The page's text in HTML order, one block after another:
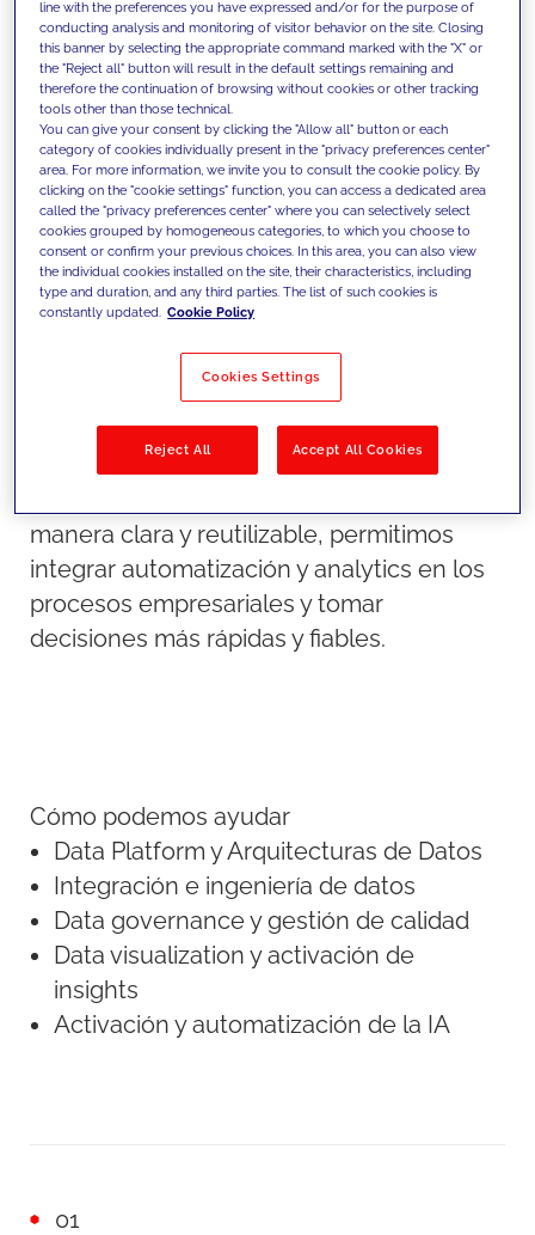
analytics avanzados para hacer
los procesos empresariales más
eficientes.
Nuestro enfoque
Construimos Data Foundations diseñadas
desde el principio para soportar la IA y
hacer que los sistemas trabajen juntos de
manera clara y reutilizable, permitimos
integrar automatización y analytics en los
procesos empresariales y tomar
decisiones más rápidas y fiables.
Cómo podemos ayudar
Data Platform y Arquitecturas de Datos
Integración e ingeniería de datos
Data governance y gestión de calidad
Data visualization y activación de
insights
Activación y automatización de la IA
01
line with the preferences you have expressed and/or for the purpose of
conducting analysis and monitoring of visitor behavior on the site. Closing
this banner by selecting the appropriate command marked with the "X" or
the "Reject all" button will result in the default settings remaining and
therefore the continuation of browsing without cookies or other tracking
tools other than those technical.
You can give your consent by clicking the "Allow all" button or each
category of cookies individually present in the "privacy preferences center"
area. For more information, we invite you to consult the cookie policy. By
clicking on the "cookie settings" function, you can access a dedicated area
called the "privacy preferences center" where you can selectively select
cookies grouped by homogeneous categories, to which you choose to
consent or confirm your previous choices. In this area, you can also view
the individual cookies installed on the site, their characteristics, including
type and duration, and any third parties. The list of such cookies is
constantly updated. Cookie Policy
Cookies Settings
Reject All Accept All Cookies